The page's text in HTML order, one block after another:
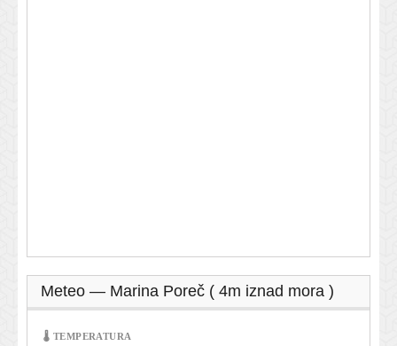
Meteo — Marina Poreč ( 4m iznad mora )
🌡 TEMPERATURA